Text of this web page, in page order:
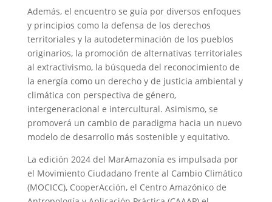
Además, el encuentro se guía por diversos enfoques
y principios como la defensa de los derechos
territoriales y la autodeterminación de los pueblos
originarios, la promoción de alternativas territoriales
al extractivismo, la búsqueda del reconocimiento de
la energía como un derecho y de justicia ambiental y
climática con perspectiva de género,
intergeneracional e intercultural. Asimismo, se
promoverá un cambio de paradigma hacia un nuevo
modelo de desarrollo más sostenible y equitativo.
La edición 2024 del MarAmazonía es impulsada por
el Movimiento Ciudadano frente al Cambio Climático
(MOCICC), CooperAcción, el Centro Amazónico de